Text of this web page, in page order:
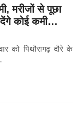
मरीजों से पूछा
कोई कमी…
को पिथौरागढ़ दौरे के